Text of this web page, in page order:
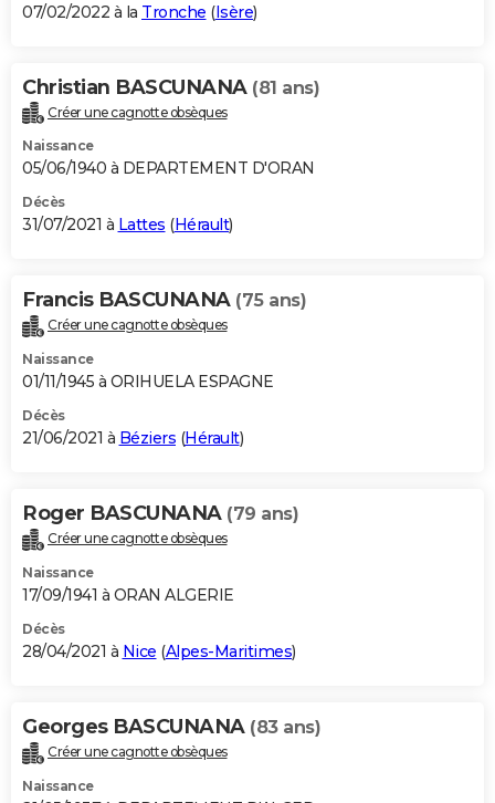
07/02/2022 à la Tronche (Isère)
Christian BASCUNANA (81 ans)
Créer une cagnotte obsèques
Naissance
05/06/1940 à DEPARTEMENT D'ORAN
Décès
31/07/2021 à Lattes (Hérault)
Francis BASCUNANA (75 ans)
Créer une cagnotte obsèques
Naissance
01/11/1945 à ORIHUELA ESPAGNE
Décès
21/06/2021 à Béziers (Hérault)
Roger BASCUNANA (79 ans)
Créer une cagnotte obsèques
Naissance
17/09/1941 à ORAN ALGERIE
Décès
28/04/2021 à Nice (Alpes-Maritimes)
Georges BASCUNANA (83 ans)
Créer une cagnotte obsèques
Naissance